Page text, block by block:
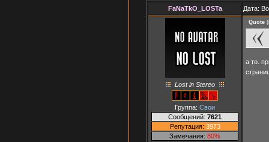
FaNaTkO_LOSTa Дата:
Lost in Stereo
Группа: Свои
Сообщений: 7621
Репутация: 3973
Замечания: 80%
Quote (
а то.